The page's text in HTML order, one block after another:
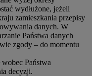
wydłużone, jeżeli
zamieszkania przepisy
danych. W
Państwa danych
zgody – do momentu
Państwa
decyzji.